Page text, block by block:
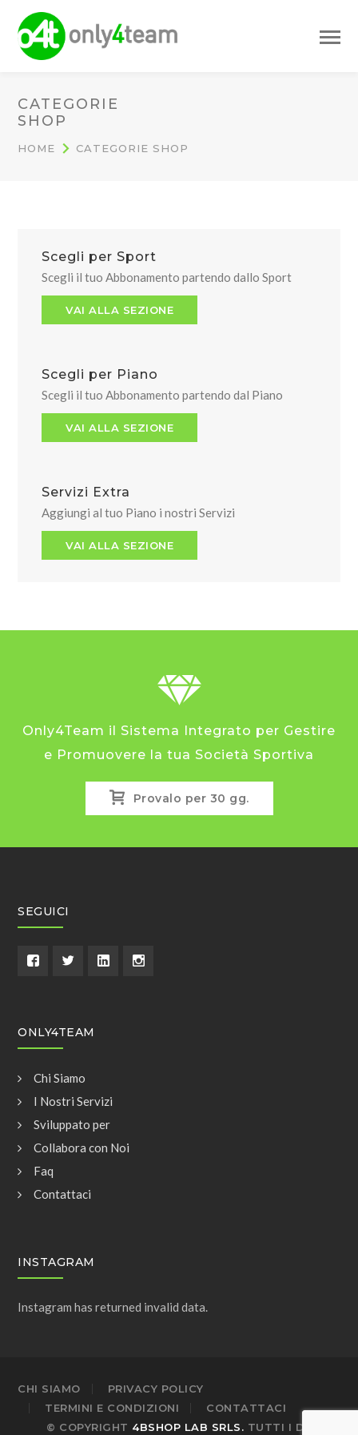
CATEGORIE
SHOP
HOME CATEGORIE SHOP
Scegli per Sport
Scegli il tuo Abbonamento partendo dallo Sport
VAI ALLA SEZIONE
Scegli per Piano
Scegli il tuo Abbonamento partendo dal Piano
VAI ALLA SEZIONE
Servizi Extra
Aggiungi al tuo Piano i nostri Servizi
VAI ALLA SEZIONE
Only4Team il Sistema Integrato per Gestire
e Promuovere la tua Società Sportiva
Provalo per 30 gg.
SEGUICI
ONLY4TEAM
Chi Siamo
I Nostri Servizi
Sviluppato per
Collabora con Noi
Faq
Contattaci
INSTAGRAM
Instagram has returned invalid data.
CHI SIAMO
PRIVACY POLICY
TERMINI E CONDIZIONI
CONTATTACI
© COPYRIGHT 4BSHOP LAB SRLS. TUTTI I DIRITTI